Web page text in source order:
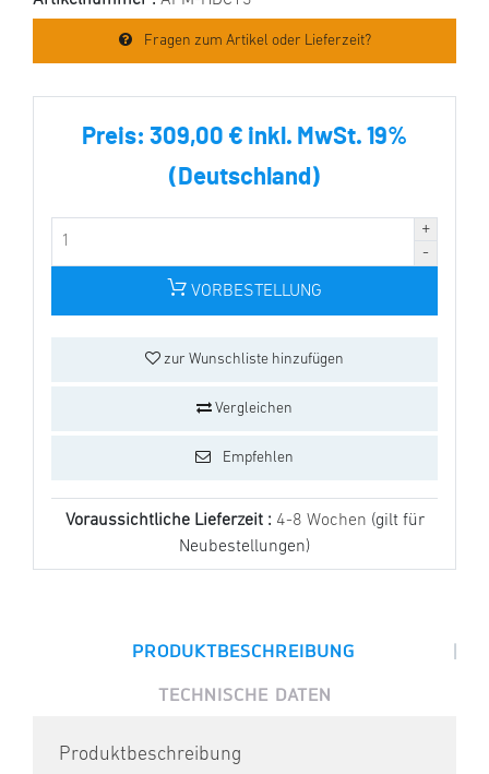
Fragen zum Artikel oder Lieferzeit?
Preis: 309,00 € inkl. MwSt. 19%
(Deutschland)
VORBESTELLUNG
zur Wunschliste hinzufügen
Vergleichen
Empfehlen
Voraussichtliche Lieferzeit : 4-8 Wochen (gilt für
Neubestellungen)
PRODUKTBESCHREIBUNG |
TECHNISCHE DATEN
Produktbeschreibung